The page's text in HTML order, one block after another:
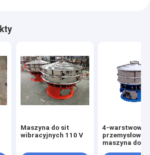
Maszyna do sit
wibracyjnych 110 V
4-warstwowa
przemysłowa
maszyna do